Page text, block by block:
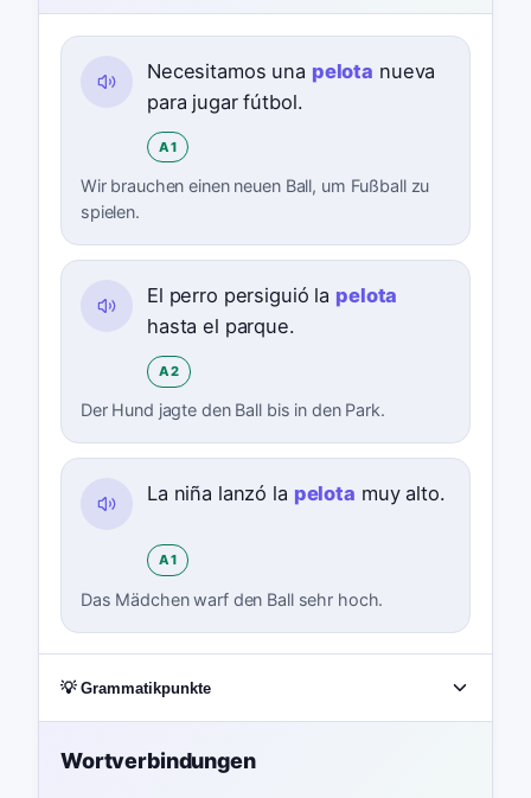
Necesitamos una pelota nueva
para jugar fútbol.
A1
Wir brauchen einen neuen Ball, um Fußball zu
spielen.
El perro persiguió la pelota
hasta el parque.
A2
Der Hund jagte den Ball bis in den Park.
La niña lanzó la pelota muy alto.
A1
Das Mädchen warf den Ball sehr hoch.
💡 Grammatikpunkte
Wortverbindungen